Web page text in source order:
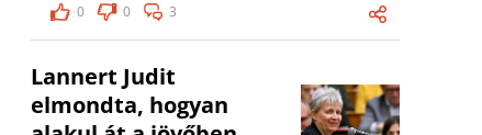
0
0 3
Lannert Judit
elmondta, hogyan